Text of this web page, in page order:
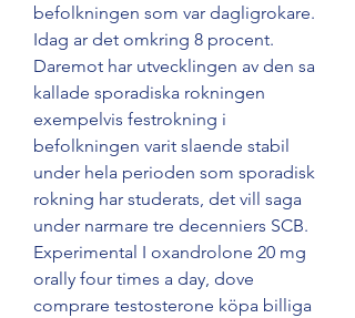
befolkningen som var dagligrokare.
Idag ar det omkring 8 procent.
Daremot har utvecklingen av den sa
kallade sporadiska rokningen
exempelvis festrokning i
befolkningen varit slaende stabil
under hela perioden som sporadisk
rokning har studerats, det vill saga
under narmare tre decenniers SCB.
Experimental I oxandrolone 20 mg
orally four times a day, dove
comprare testosterone köpa billiga